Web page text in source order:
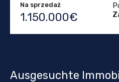
Na sprzedaż
1.150.000€
Ausgesuchte